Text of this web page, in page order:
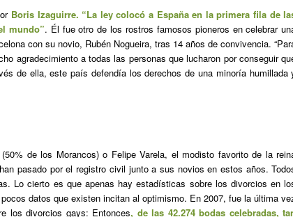
Boris Izaguirre. “La ley colocó a España en la primera fila de
mundo”. Él fue otro de los rostros famosos pioneros en celebrar
con su novio, Rubén Nogueira, tras 14 años de convivencia.
agradecimiento a todas las personas que lucharon por conseguir
de ella, este país defendía los derechos de una minoría humillada
de los Morancos) o Felipe Varela, el modisto favorito de la
pasado por el registro civil junto a sus novios en estos años.
Lo cierto es que apenas hay estadísticas sobre los divorcios en
datos que existen incitan al optimismo. En 2007, fue la última
los divorcios gays: Entonces, de las 42.274 bodas celebradas,